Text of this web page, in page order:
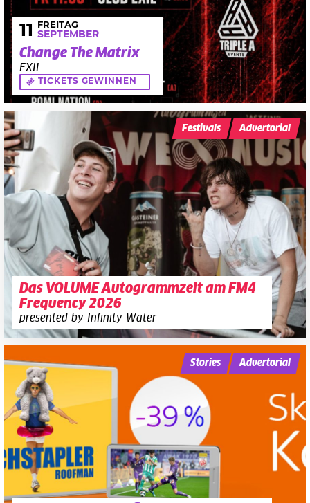
11 FREITAG
SEPTEMBER
Change The Matrix
EXIL
TICKETS GEWINNEN
Das VOLUME Autogrammzelt am FM4
Frequency 2026
presented by Infinity Water
Festivals Advertorial
Stories Advertorial